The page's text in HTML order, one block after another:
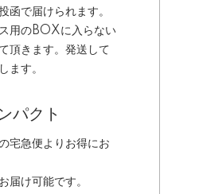
函で届けられます。
用のBOXに入らない
頂きます。発送して
ます。
パクト
宅急便よりお得にお
届け可能です。